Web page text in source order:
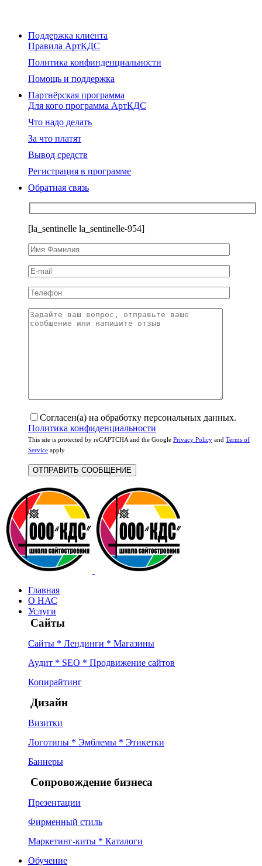
Поддержка клиента
Правила АртКДС
Политика конфинденциальности
Помощь и поддержка
Партнёрская программа
Для кого программа АртКДС
Что надо делать
За что платят
Вывод средств
Регистрация в программе
Обратная связь
[la_sentinelle la_sentinelle-954]
Согласен(а) на обработку персональных данных.
Политика конфиденциальности
This site is protected by reCAPTCHA and the Google Privacy Policy and Terms of
Service apply.
Главная
О НАС
Услуги
Сайты
Сайты * Лендинги * Магазины
Аудит * SEO * Продвижение сайтов
Копирайтинг
Дизайн
Визитки
Логотипы * Эмблемы * Этикетки
Баннеры
Сопровождение бизнеса
Презентации
Фирменный стиль
Маркетинг-киты * Каталоги
Обучение